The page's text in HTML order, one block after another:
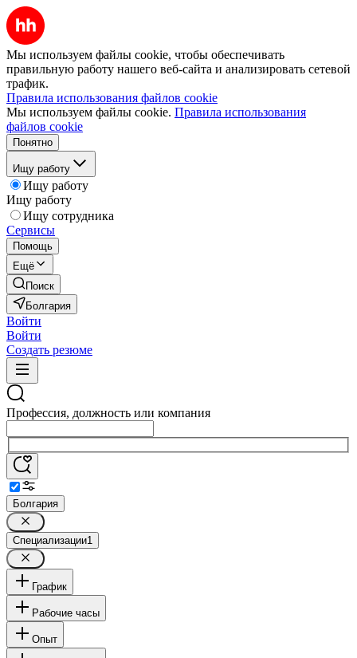
Мы используем файлы cookie, чтобы обеспечивать
правильную работу нашего веб-сайта и анализировать сетевой
трафик.
Правила использования файлов cookie
Мы используем файлы cookie. Правила использования
файлов cookie
Понятно
Ищу работу
Ищу работу
Ищу работу
Ищу сотрудника
Сервисы
Помощь
Ещё
Поиск
Болгария
Войти
Войти
Создать резюме
Профессия, должность или компания
Болгария
Специализации1
График
Рабочие часы
Опыт